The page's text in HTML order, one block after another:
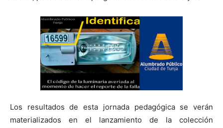
Los resultados de esta jornada pedagógica se verán
materializados en el lanzamiento de la colección